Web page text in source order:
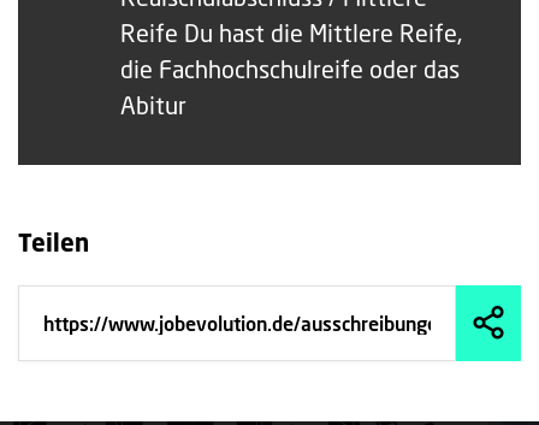
Reife Du hast die Mittlere Reife,
die Fachhochschulreife oder das
Abitur
Teilen